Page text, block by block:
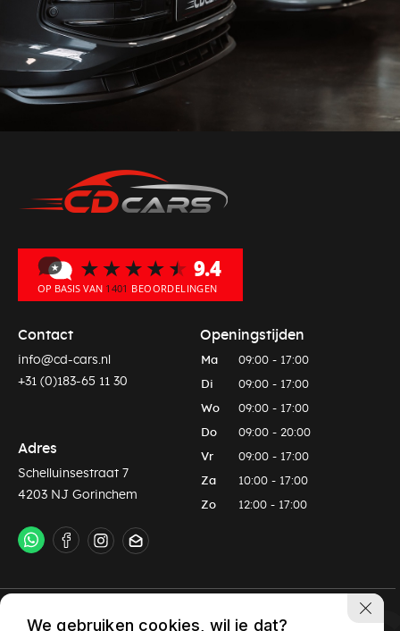
Contact
info@cd-cars.nl
+31 (0)183-65 11 30
Adres
Schelluinsestraat 7
4203 NJ Gorinchem
Openingstijden
Ma 09:00 - 17:00
Di 09:00 - 17:00
Wo 09:00 - 17:00
Do 09:00 - 20:00
Vr 09:00 - 17:00
Za 10:00 - 17:00
Zo 12:00 - 17:00
Privacy policy Algemene voorwaarden
We gebruiken cookies, wil je dat?